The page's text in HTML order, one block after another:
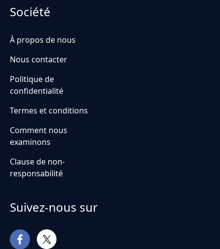
Société
À propos de nous
Nous contacter
Politique de
confidentialité
Termes et conditions
Comment nous
examinons
Clause de non-
responsabilité
Suivez-nous sur